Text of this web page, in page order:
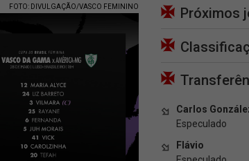
FOTO: DIVULGAÇÃO/VASCO FEMININO Próximos
Carlos
Especulado
Flávio